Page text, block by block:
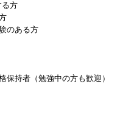
る方
のある方
保持者（勉強中の方も歓迎）